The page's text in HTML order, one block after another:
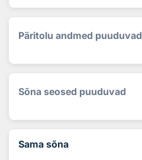
Päritolu andmed puuduvad
Sõna seosed puuduvad
Sama sõna